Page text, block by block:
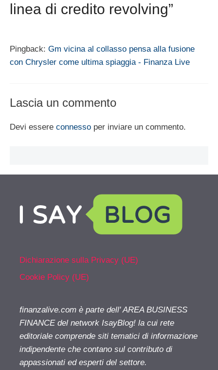
linea di credito revolving”
Pingback: Gm vicina al collasso pensa alla fusione
con Chrysler come ultima spiaggia - Finanza Live
Lascia un commento
Devi essere connesso per inviare un commento.
Dichiarazione sulla Privacy (UE)
Cookie Policy (UE)
finanzalive.com è parte dell' AREA BUSINESS
FINANCE del network IsayBlog! la cui rete
editoriale comprende siti tematici di informazione
indipendente che contano sul contributo di
appassionati ed esperti del settore.